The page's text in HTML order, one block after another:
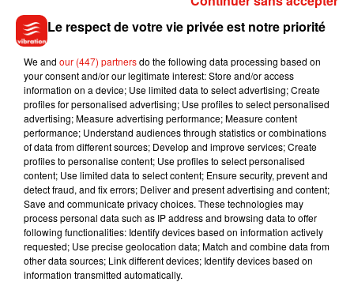
WhatsApp ! Réagissez au 07 80 98 98 98.
À gagner sur Vibration
Le respect de votre vie privée est notre priorité
We and our (447) partnersdo the following data processing based on
your consent and/or our legitimate interest: Store and/or access
information on a device; Use limited data to select advertising; Create
profiles for personalised advertising; Use profiles to select personalised
advertising; Measure advertising performance; Measure content
performance; Understand audiences through statistics or combinations
of data from different sources; Develop and improve services; Create
profiles to personalise content; Use profiles to select personalised
content; Use limited data to select content; Ensure security, prevent and
detect fraud, and fix errors; Deliver and present advertising and content;
Save and communicate privacy choices. These technologies may
process personal data such as IP address and browsing data to offer
following functionalities: Identify devices based on information actively
requested; Use precise geolocation data; Match and combine data from
other data sources; Link different devices; Identify devices based on
information transmitted automatically.